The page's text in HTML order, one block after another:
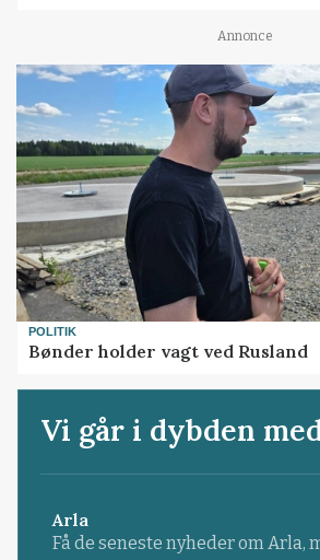
Annonce
POLITIK
Bønder holder vagt ved Rusland
Vi går i dybden
Arla
Få de seneste nyheder om Arla,